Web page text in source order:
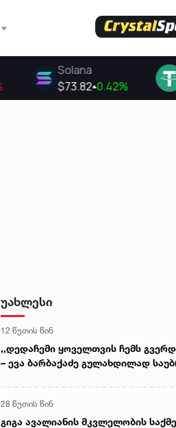
უახლესი
12 წუთის წინ
,,დედაჩემი ყოველთვის ჩემს
– ევა ბარბაქაძე გულახდილად
28 წუთის წინ
გიგა ავალიანის მკვლელობის